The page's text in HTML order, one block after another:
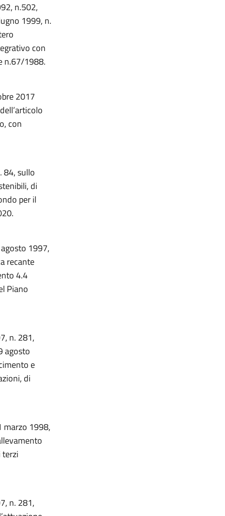
n.502,
1999, n.
con
n.67/1988.
2017
con
84, sullo
di
per il
1997,
recante
4.4
Piano
n. 281,
agosto
e
di
marzo 1998,
n. 281,